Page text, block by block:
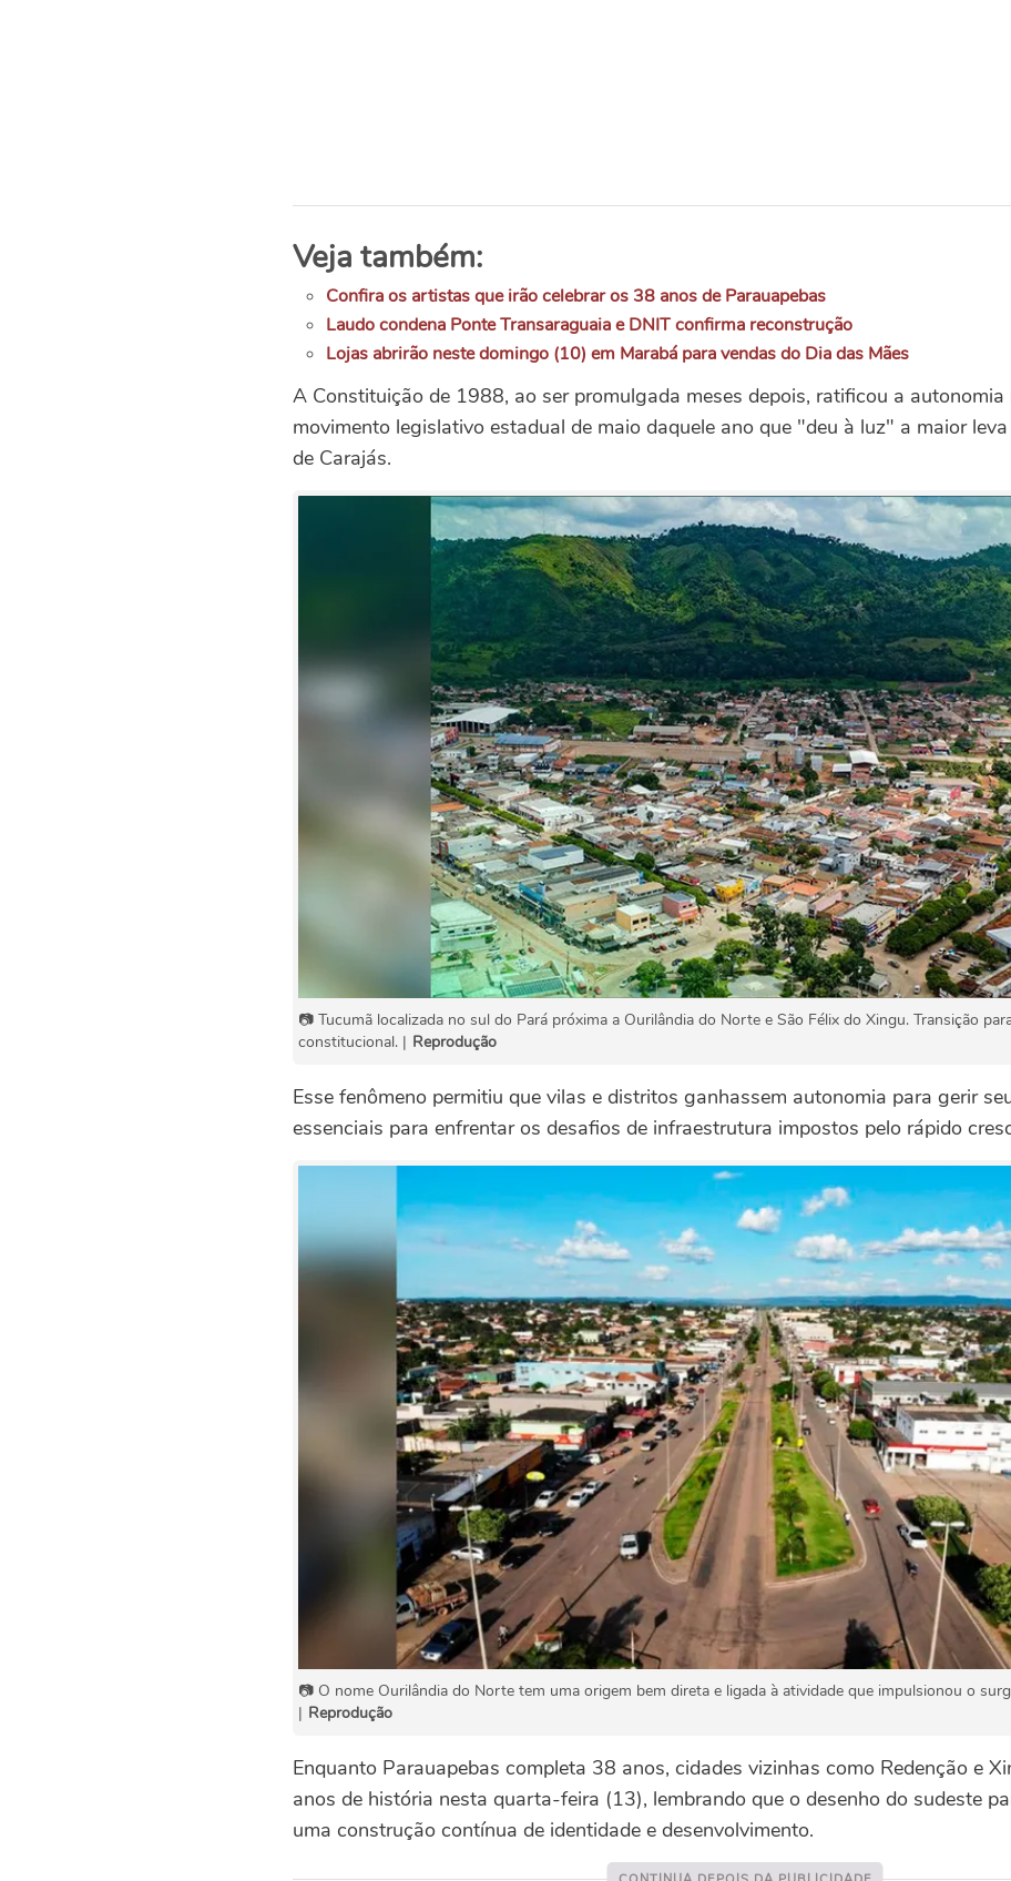
Veja também:
Confira os artistas que irão celebrar os 38 anos de Parauapebas
Laudo condena Ponte Transaraguaia e DNIT confirma reconstrução
Lojas abrirão neste domingo (10) em Marabá para vendas do Dia das Mães
A Constituição de 1988, ao ser promulgada meses depois, ratificou a
movimento legislativo estadual de maio daquele ano que "deu à luz" a maior
de Carajás.
📷 Tucumã localizada no sul do Pará próxima a Ourilândia do Norte e São Félix do Xingu. Transição
constitucional. | Reprodução
Esse fenômeno permitiu que vilas e distritos ganhassem autonomia para gerir
essenciais para enfrentar os desafios de infraestrutura impostos pelo rápido
📷 O nome Ourilândia do Norte tem uma origem bem direta e ligada à atividade que impulsionou o
| Reprodução
Enquanto Parauapebas completa 38 anos, cidades vizinhas como Redenção e
anos de história nesta quarta-feira (13), lembrando que o desenho do sudeste
uma construção contínua de identidade e desenvolvimento.